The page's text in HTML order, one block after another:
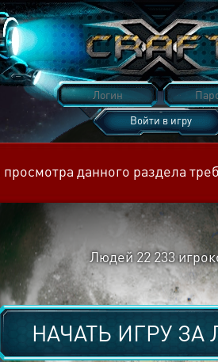
Войти в игру
данного раздела
Людей 22 233
НАЧАТЬ ИГРУ ЗА